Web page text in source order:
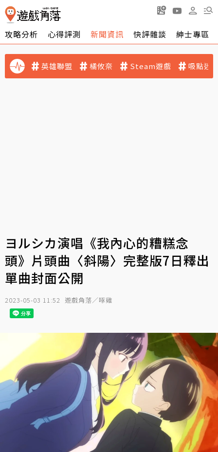
攻略分析 心得評測 新聞資訊 快評雜談 紳士專區
英雄聯盟 橘攸奈 Steam遊戲 吸點迷
ヨルシカ演唱《我內心的糟糕念
頭》片頭曲〈斜陽〉完整版7日釋出
單曲封面公開
2023-05-03 11:52 遊戲角落／啄雞